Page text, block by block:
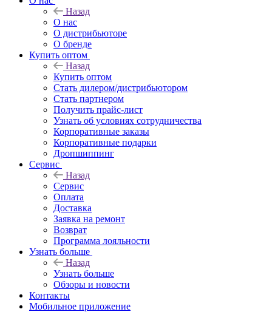
Назад
О нас
О дистрибьюторе
О бренде
Купить оптом
Назад
Купить оптом
Стать дилером/дистрибьютором
Стать партнером
Получить прайс-лист
Узнать об условиях сотрудничества
Корпоративные заказы
Корпоративные подарки
Дропшиппинг
Сервис
Назад
Сервис
Оплата
Доставка
Заявка на ремонт
Возврат
Программа лояльности
Узнать больше
Назад
Узнать больше
Обзоры и новости
Контакты
Мобильное приложение